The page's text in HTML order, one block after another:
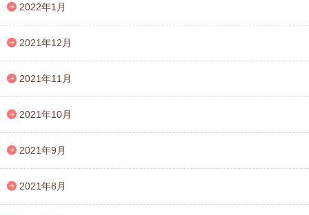
2022年1月
2021年12月
2021年11月
2021年10月
2021年9月
2021年8月